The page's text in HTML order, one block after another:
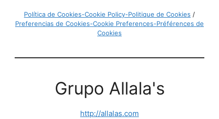
Política de Cookies-Cookie Policy-Politique de Cookies /
Preferencias de Cookies-Cookie Preferences-Préférences de
Cookies
Grupo Allala's
http://allalas.com